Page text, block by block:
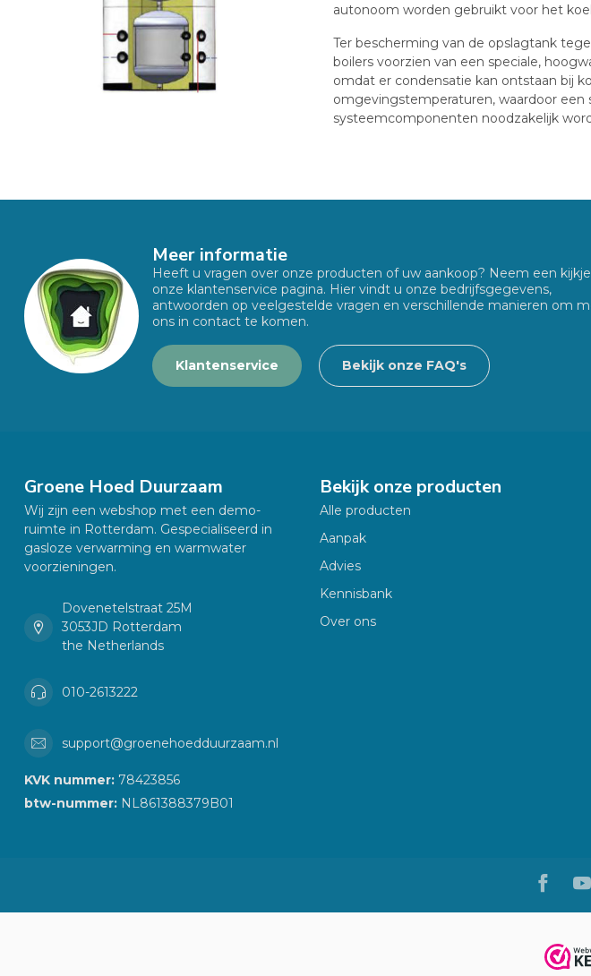
autonoom worden gebruikt voor het
Ter bescherming van de opslagtank
boilers voorzien van een speciale,
omdat er condensatie kan ontstaan bij
omgevingstemperaturen, waardoor
systeemcomponenten noodzakelijk
Meer informatie
Heeft u vragen over onze producten of uw aankoop? Neem een
onze klantenservice pagina. Hier vindt u onze bedrijfsgegevens,
antwoorden op veelgestelde vragen en verschillende manieren om
ons in contact te komen.
Klantenservice Bekijk onze FAQ's
Groene Hoed Duurzaam
Wij zijn een webshop met een demo-
ruimte in Rotterdam. Gespecialiseerd in
gasloze verwarming en warmwater
voorzieningen.
Dovenetelstraat 25M
3053JD Rotterdam
the Netherlands
010-2613222
support@groenehoedduurzaam.nl
KVK nummer: 78423856
btw-nummer: NL861388379B01
Bekijk onze producten
Alle producten
Aanpak
Advies
Kennisbank
Over ons